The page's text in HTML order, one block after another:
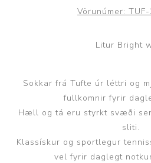
Vörunúmer:
Litur Bright
Sokkar frá Tufte úr léttri og
fullkomnir fyrir
Hæll og tá eru styrkt svæði
sliti.
Klassískur og sportlegur
vel fyrir daglegt